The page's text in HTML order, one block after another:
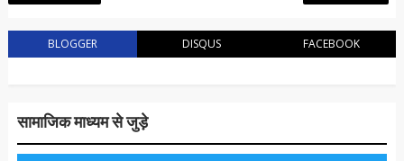
BLOGGER DISQUS FACEBOOK
सामाजिक माध्यम से जुड़े